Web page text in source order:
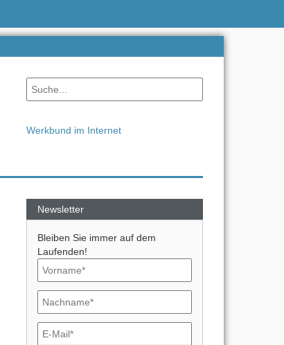
Werkbund im Internet
Newsletter
Bleiben Sie immer auf dem
Laufenden!